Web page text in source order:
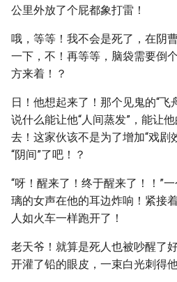
公里外放了个屁都象打雷！
哦，等等！我不会是死了，在阴
一下，不！再等等，脑袋需要倒
方来着！？
日！他想起来了！那个见鬼的“飞
说什么能让他“人间蒸发”，能让
去！这家伙该不是为了增加“戏剧
“阴间”了吧！？
“呀！醒来了！终于醒来了！！”
璃的女声在他的耳边炸响！紧接
人如火车一样跑开了！
老天爷！就算是死人也被吵醒了
开灌了铅的眼皮，一束白光刺得